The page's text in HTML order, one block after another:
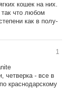
кошек на них.
так что любом
как в полу-
1
четверка - все в
краснодарскому